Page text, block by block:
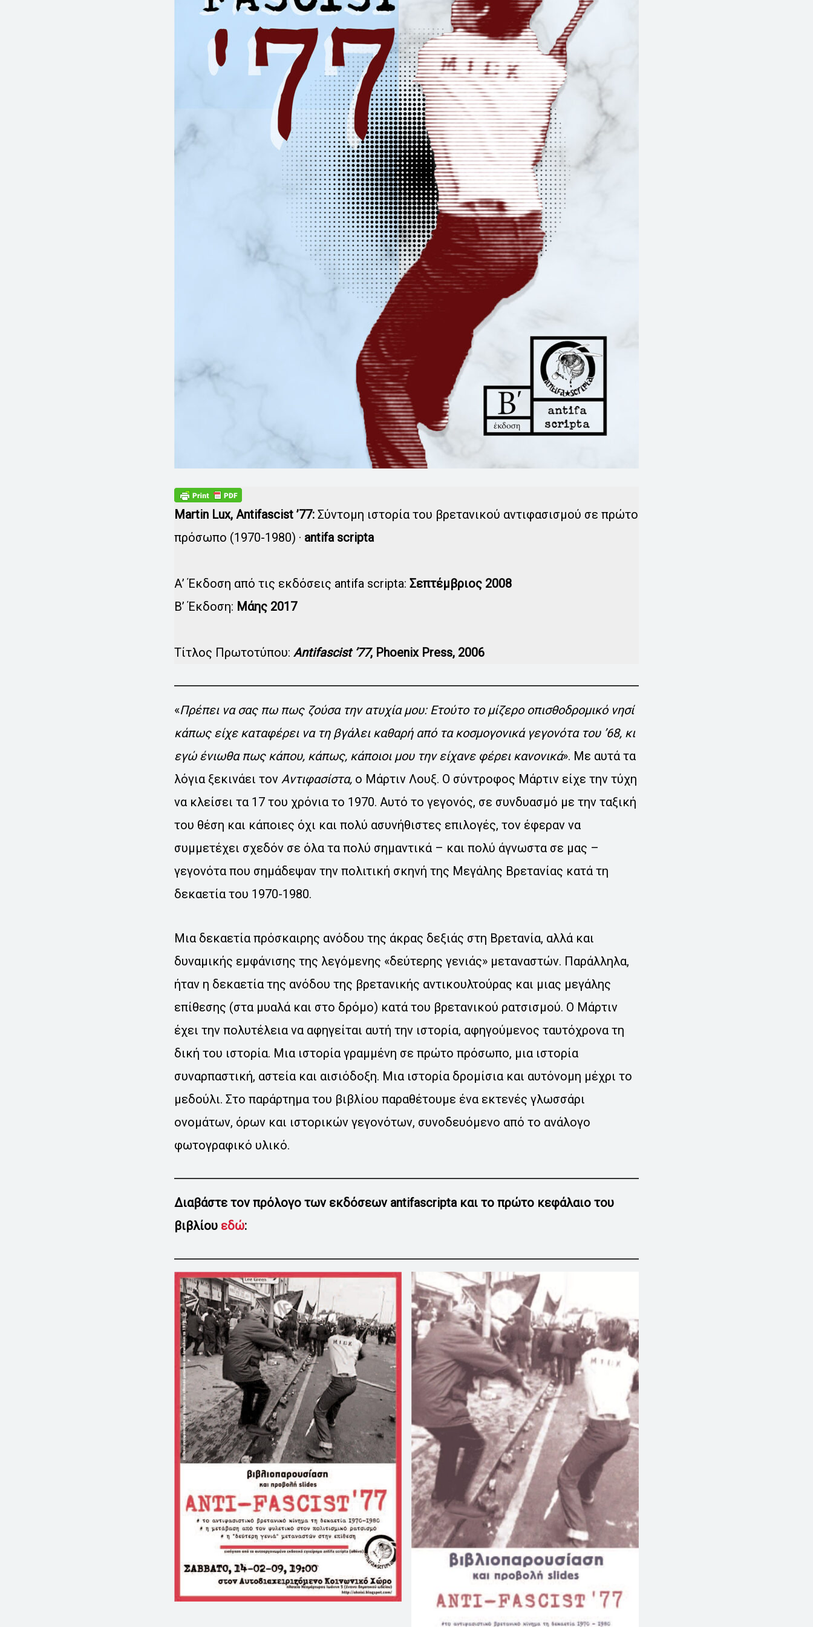
Martin Lux, Antifascist ’77: Σύντομη ιστορία του βρετανικού αντιφασισμού σε πρώτο
πρόσωπο (1970-1980) · antifa scripta
Α’ Έκδοση από τις εκδόσεις antifa scripta: Σεπτέμβριος 2008
B’ Έκδοση: Μάης 2017
Τίτλος Πρωτοτύπου: Antifascist ’77, Phoenix Press, 2006
«Πρέπει να σας πω πως ζούσα την ατυχία μου: Ετούτο το μίζερο οπισθοδρομικό νησί
κάπως είχε καταφέρει να τη βγάλει καθαρή από τα κοσμογονικά γεγονότα του ’68, κι
εγώ ένιωθα πως κάπου, κάπως, κάποιοι μου την είχανε φέρει κανονικά». Με αυτά τα
λόγια ξεκινάει τον Αντιφασίστα, ο Μάρτιν Λουξ. Ο σύντροφος Μάρτιν είχε την τύχη
να κλείσει τα 17 του χρόνια το 1970. Αυτό το γεγονός, σε συνδυασμό με την ταξική
του θέση και κάποιες όχι και πολύ ασυνήθιστες επιλογές, τον έφεραν να
συμμετέχει σχεδόν σε όλα τα πολύ σημαντικά – και πολύ άγνωστα σε μας –
γεγονότα που σημάδεψαν την πολιτική σκηνή της Μεγάλης Βρετανίας κατά τη
δεκαετία του 1970-1980.
Μια δεκαετία πρόσκαιρης ανόδου της άκρας δεξιάς στη Βρετανία, αλλά και
δυναμικής εμφάνισης της λεγόμενης «δεύτερης γενιάς» μεταναστών. Παράλληλα,
ήταν η δεκαετία της ανόδου της βρετανικής αντικουλτούρας και μιας μεγάλης
επίθεσης (στα μυαλά και στο δρόμο) κατά του βρετανικού ρατσισμού. Ο Μάρτιν
έχει την πολυτέλεια να αφηγείται αυτή την ιστορία, αφηγούμενος ταυτόχρονα τη
δική του ιστορία. Μια ιστορία γραμμένη σε πρώτο πρόσωπο, μια ιστορία
συναρπαστική, αστεία και αισιόδοξη. Μια ιστορία δρομίσια και αυτόνομη μέχρι το
μεδούλι. Στο παράρτημα του βιβλίου παραθέτουμε ένα εκτενές γλωσσάρι
ονομάτων, όρων και ιστορικών γεγονότων, συνοδευόμενο από το ανάλογο
φωτογραφικό υλικό.
Διαβάστε τον πρόλογο των εκδόσεων antifascripta και το πρώτο κεφάλαιο του
βιβλίου εδώ: